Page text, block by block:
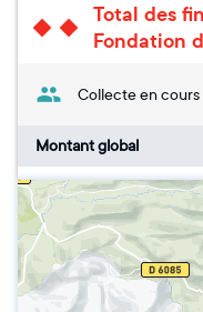
Total des
Fondation
Collecte en cours
Montant global